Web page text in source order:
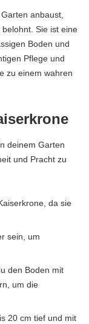
anbaust,
Sie ist eine
Boden und
Pflege und
zu einem wahren
deinem Garten
und Pracht zu
da sie
sein, um
den Boden mit
um die
20 cm tief und mit